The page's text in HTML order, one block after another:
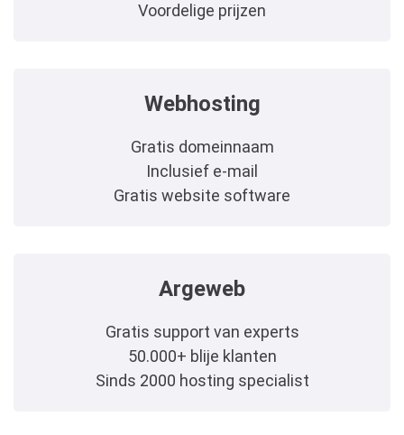
Voordelige prijzen
Webhosting
Gratis domeinnaam
Inclusief e-mail
Gratis website software
Argeweb
Gratis support van experts
50.000+ blije klanten
Sinds 2000 hosting specialist